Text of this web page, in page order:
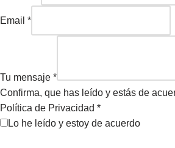
Email *
Tu mensaje *
Confirma, que has leído y estás de
Política de Privacidad *
Lo he leído y estoy de acuerdo